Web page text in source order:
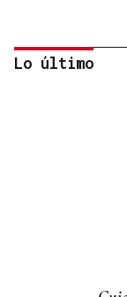
Un herido en
Lo último